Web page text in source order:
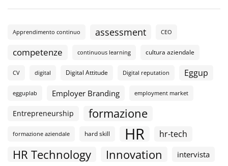
Apprendimento continuo assessment CEO
competenze continuous learning cultura aziendale
CV digital Digital Attitude Digital reputation Eggup
egguplab Employer Branding employment market
Entrepreneurship formazione
formazione aziendale hard skill HR hr-tech
HR Technology Innovation intervista